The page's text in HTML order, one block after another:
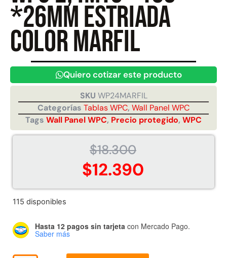
*26mm Estriada
Color marfil
Quiero cotizar este producto
SKU WP24MARFIL
Categorías Tablas WPC, Wall Panel WPC
Tags Wall Panel WPC, Precio protegido, WPC
$18.300
$12.390
115 disponibles
Hasta 12 pagos sin tarjeta con Mercado Pago.
Saber más
Leer más
$4.790.000
Agregar al carrito
Juego Modular 02
Juego Modular 01